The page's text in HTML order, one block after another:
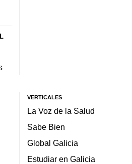
VERTICALES
La Voz de la Salud
Sabe Bien
Global Galicia
Estudiar en Galicia